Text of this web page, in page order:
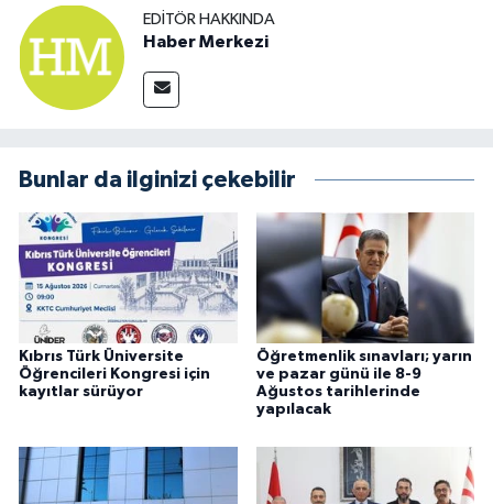
EDITÖR HAKKINDA
Haber Merkezi
Bunlar da ilginizi çekebilir
Kıbrıs Türk Üniversite
Öğrencileri Kongresi için
kayıtlar sürüyor
Öğretmenlik sınavları; yarın
ve pazar günü ile 8-9
Ağustos tarihlerinde
yapılacak